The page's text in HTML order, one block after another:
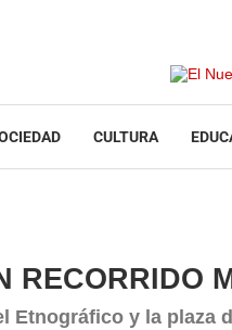
CULTURA
RECORRIDO
Etnográfico y la plaza